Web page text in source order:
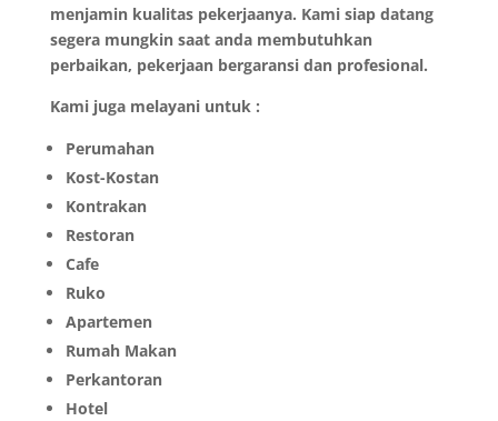
menjamin kualitas pekerjaanya. Kami siap datang
segera mungkin saat anda membutuhkan
perbaikan, pekerjaan bergaransi dan profesional.
Kami juga melayani untuk :
Perumahan
Kost-Kostan
Kontrakan
Restoran
Cafe
Ruko
Apartemen
Rumah Makan
Perkantoran
Hotel